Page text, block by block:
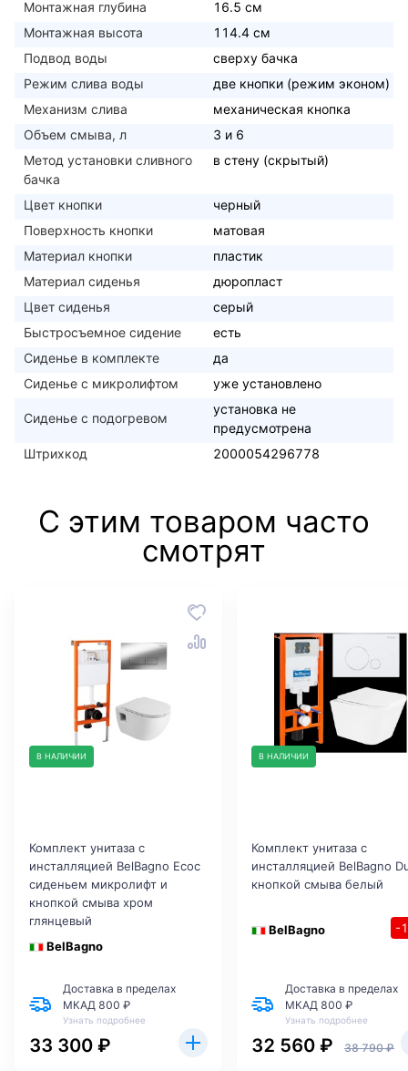
Монтажная глубина
16.5 см
Монтажная высота
114.4 см
Подвод воды
сверху бачка
Режим слива воды
две кнопки (режим эконом)
Механизм слива
механическая кнопка
Объем смыва, л
3 и 6
Метод установки сливного
бачка
в стену (скрытый)
Цвет кнопки
черный
Поверхность кнопки
матовая
Материал кнопки
пластик
Материал сиденья
дюропласт
Цвет сиденья
серый
Быстросъемное сидение
есть
Сиденье в комплекте
да
Сиденье с микролифтом
уже установлено
Сиденье с подогревом
установка не
предусмотрена
Штрихкод
2000054296778
С этим товаром часто
смотрят
В НАЛИЧИИ
Комплект унитаза с
инсталляцией BelBagno Ecoс
сиденьем микролифт и
кнопкой смыва хром
глянцевый
BelBagno
Доставка в пределах
МКАД 800 ₽
Узнать подробнее
33 300 ₽
В НАЛИЧИИ
Комплект унитаза с
инсталляцией BelBagno
кнопкой смыва белый
BelBagno -
Доставка в пределах
МКАД 800 ₽
Узнать подробнее
32 560 ₽ 38 790 ₽